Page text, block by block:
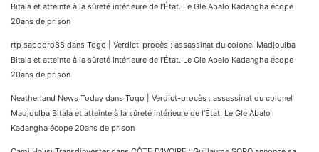
Bitala et atteinte à la sûreté intérieure de l’État. Le Gle Abalo Kadangha écope
20ans de prison
rtp sapporo88 dans Togo | Verdict-procès : assassinat du colonel Madjoulba
Bitala et atteinte à la sûreté intérieure de l’État. Le Gle Abalo Kadangha écope
20ans de prison
Neatherland News Today dans Togo | Verdict-procès : assassinat du colonel
Madjoulba Bitala et atteinte à la sûreté intérieure de l’État. Le Gle Abalo
Kadangha écope 20ans de prison